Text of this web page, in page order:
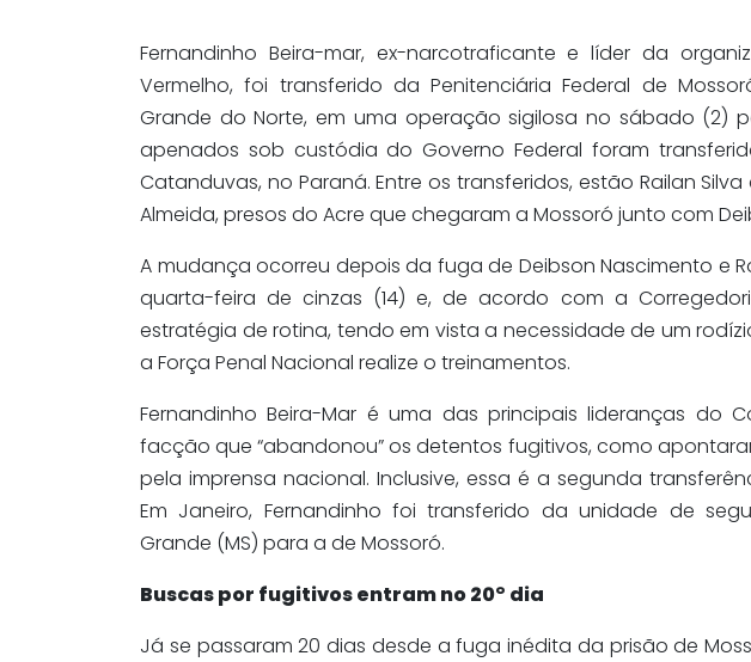
Fernandinho Beira-mar, ex-narcotraficante e líder da
Vermelho, foi transferido da Penitenciária Federal de
Grande do Norte, em uma operação sigilosa no sábado (2)
apenados sob custódia do Governo Federal foram
Catanduvas, no Paraná. Entre os transferidos, estão Railan
Almeida, presos do Acre que chegaram a Mossoró junto com
A mudança ocorreu depois da fuga de Deibson Nascimento e
quarta-feira de cinzas (14) e, de acordo com a
estratégia de rotina, tendo em vista a necessidade de um
a Força Penal Nacional realize o treinamentos.
Fernandinho Beira-Mar é uma das principais lideranças do
facção que “abandonou” os detentos fugitivos, como
pela imprensa nacional. Inclusive, essa é a segunda
Em Janeiro, Fernandinho foi transferido da unidade de
Grande (MS) para a de Mossoró.
Buscas por fugitivos entram no 20° dia
Já se passaram 20 dias desde a fuga inédita da prisão de